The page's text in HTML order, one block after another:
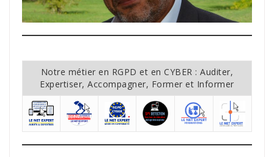
Notre métier en RGPD et en CYBER : Auditer,
Expertiser, Accompagner, Former et Informer